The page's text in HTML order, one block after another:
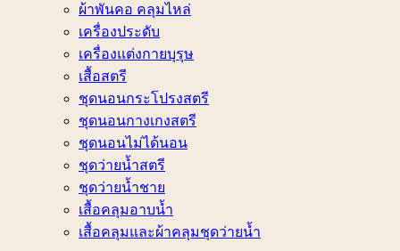
ผ้าพันคอ คลุมไหล่
เครื่องประดับ
เครื่องแต่งกายบุรุษ
เสื้อสตรี
ชุดนอนกระโปรงสตรี
ชุดนอนกางเกงสตรี
ชุดนอนไม่ได้นอน
ชุดว่ายน้ำสตรี
ชุดว่ายน้ำชาย
เสื้อคลุมอาบน้ำ
เสื้อคลุมและผ้าคลุมชุดว่ายน้ำ